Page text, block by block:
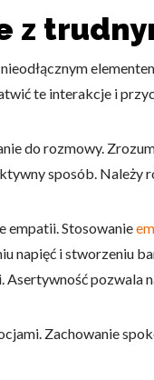
z
te interakcje i
do rozmowy.
sposób. Należy
empatii. Stosowanie
napięć i stworzeniu
pozwala
Zachowanie